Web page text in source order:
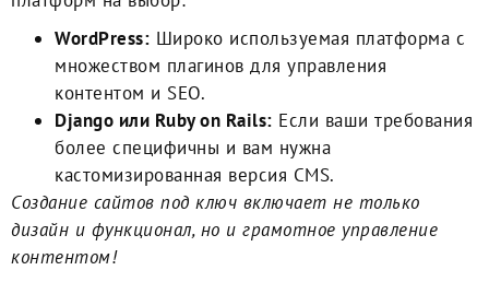
WordPress: Широко используемая платформа с
множеством плагинов для управления
контентом и SEO.
Django или Ruby on Rails: Если ваши требования
более специфичны и вам нужна
кастомизированная версия CMS.
Cоздание сайтов под ключ включает не только
дизайн и функционал, но и грамотное управление
контентом!